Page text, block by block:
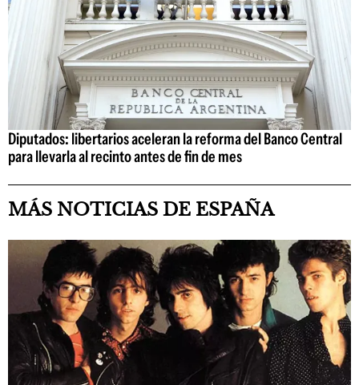
Diputados: libertarios aceleran la reforma del Banco Central
para llevarla al recinto antes de fin de mes
MÁS NOTICIAS DE ESPAÑA